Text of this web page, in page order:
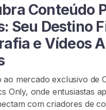
Conteúdo
Seu Destino
e Vídeos
ao mercado exclusivo de
Only, onde entusiastas
com criadores de